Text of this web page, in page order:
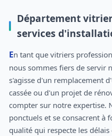
Département
services
En tant que vitriers professionnels à Saint-Omer 62500,
nous sommes fiers de servir
s'agisse d'un remplacement
cassée ou d'un projet de
compter sur notre expertise.
ponctuels et se consacrent à
qualité qui respecte les